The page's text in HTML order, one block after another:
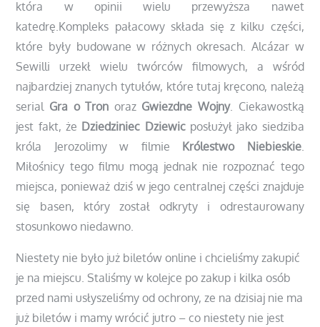
która w opinii wielu przewyższa nawet
katedrę.Kompleks pałacowy składa się z kilku części,
które były budowane w różnych okresach. Alcázar w
Sewilli urzekł wielu twórców filmowych, a wśród
najbardziej znanych tytułów, które tutaj kręcono, należą
serial Gra o Tron oraz Gwiezdne Wojny. Ciekawostką
jest fakt, że Dziedziniec Dziewicposłużył jako siedziba
króla Jerozolimy w filmie Królestwo Niebieskie.
Miłośnicy tego filmu mogą jednak nie rozpoznać tego
miejsca, ponieważ dziś w jego centralnej części znajduje
się basen, który został odkryty i odrestaurowany
stosunkowo niedawno.
Niestety nie było już biletów online i chcieliśmy zakupić
je na miejscu. Staliśmy w kolejce po zakup i kilka osób
przed nami usłyszeliśmy od ochrony, ze na dzisiaj nie ma
już biletów i mamy wrócić jutro – co niestety nie jest